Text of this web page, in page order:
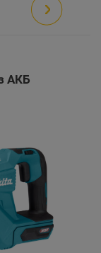
АКБ